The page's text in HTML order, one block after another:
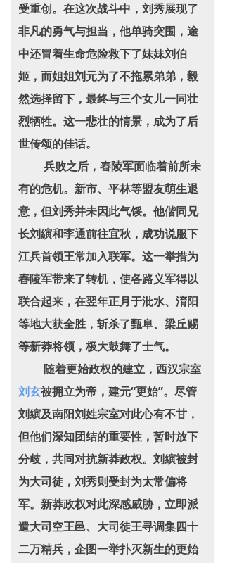
受重创。在这次战斗中，刘秀展现了
非凡的勇气与担当，他单骑突围，途
中还冒着生命危险救下了妹妹刘伯
姬，而姐姐刘元为了不拖累弟弟，毅
然选择留下，最终与三个女儿一同壮
烈牺牲。这一悲壮的情景，成为了后
世传颂的佳话。
兵败之后，舂陵军面临着前所未
有的危机。新市、平林等盟友萌生退
意，但刘秀并未因此气馁。他偕同兄
长刘縯和李通前往宜秋，成功说服下
江兵首领王常加入联军。这一举措为
舂陵军带来了转机，使各路义军得以
联合起来，在翌年正月于沘水、淯阳
等地大获全胜，斩杀了甄阜、梁丘赐
等新莽将领，极大鼓舞了士气。
随着更始政权的建立，西汉宗室
刘玄被拥立为帝，建元“更始”。尽管
刘縯及南阳刘姓宗室对此心有不甘，
但他们深知团结的重要性，暂时放下
分歧，共同对抗新莽政权。刘縯被封
为大司徒，刘秀则受封为太常偏将
军。新莽政权对此深感威胁，立即派
遣大司空王邑、大司徒王寻调集四十
二万精兵，企图一举扑灭新生的更始